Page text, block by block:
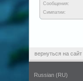
Сообщения:
Симпатии:
вернуться на сайт
Russian (RU)